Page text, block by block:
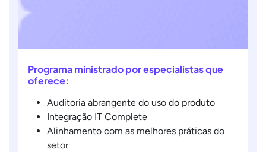
Programa ministrado por especialistas que
oferece:
Auditoria abrangente do uso do produto
Integração IT Complete
Alinhamento com as melhores práticas do
setor